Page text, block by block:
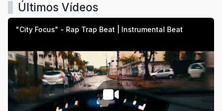
Últimos Vídeos
"City Focus" - Rap Trap Beat | Instrumental Beat